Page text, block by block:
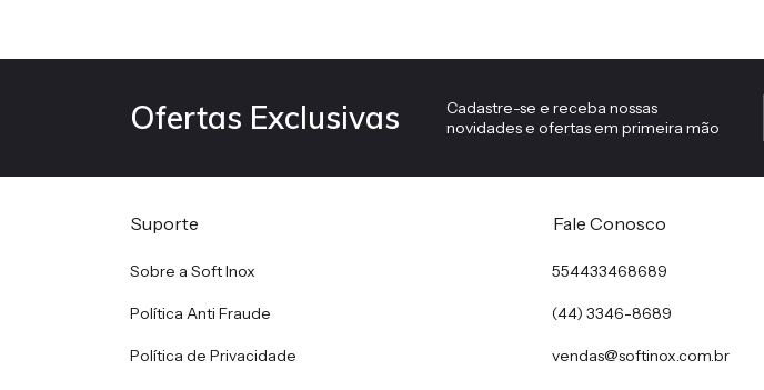
Ofertas Exclusivas
Cadastre-se e receba nossas
novidades e ofertas em primeira mão
Suporte
Sobre a Soft Inox
Política Anti Fraude
Política de Privacidade
Fale Conosco
554433468689
(44) 3346-8689
vendas@softinox.com.br